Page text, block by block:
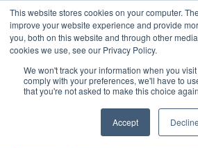
This website stores cookies on your computer.
improve your website experience and provide
you, both on this website and through other
cookies we use, see our Privacy Policy.
We won't track your information when you
comply with your preferences, we'll have to
that you're not asked to make this choice
Accept Decline
Lederpodden 3feb2023 159